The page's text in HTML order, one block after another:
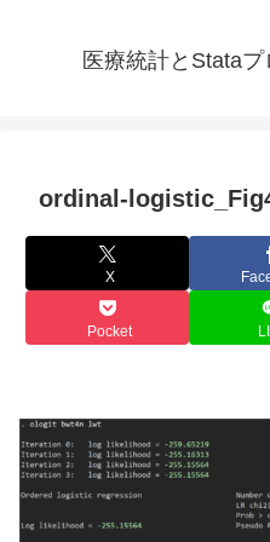
医療統計とStata
ordinal-
X
Pocket